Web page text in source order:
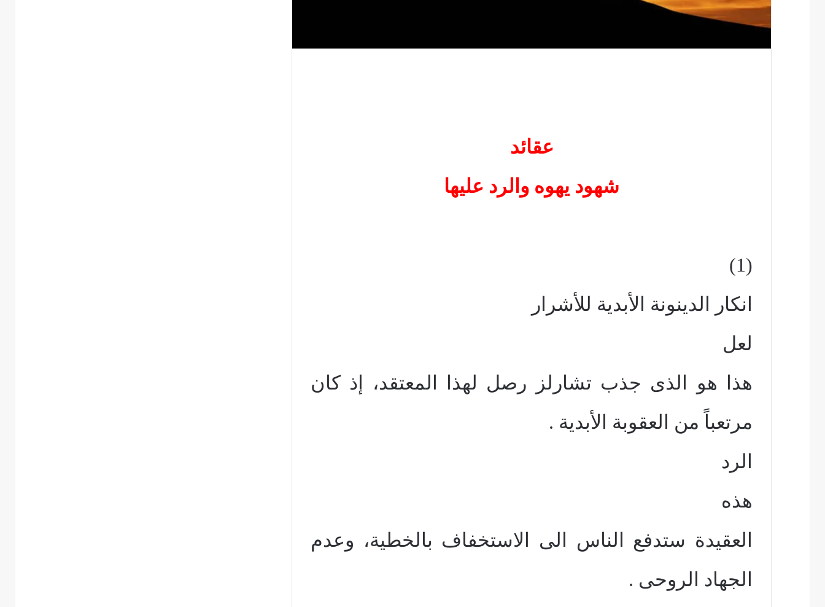
عقائد
شهود يهوه والرد عليها
(1)
انكار الدينونة الأبدية للأشرار
لعل
هذا هو الذى جذب تشارلز رصل لهذا المعتقد، إذ كان
مرتعباً من العقوبة الأبدية .
الرد
هذه
العقيدة ستدفع الناس الى الاستخفاف بالخطية، وعدم
الجهاد الروحى .